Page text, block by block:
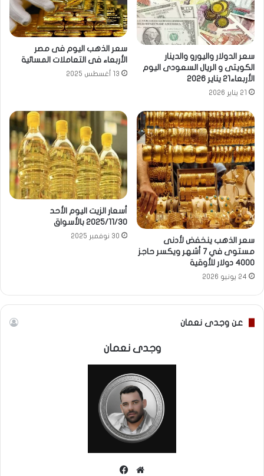
سعر الدولار واليورو والدينار
الكويتى و الريال السعودى اليوم
الأربعاء21 يناير 2026
21 يناير 2026
سعر الذهب اليوم فى مصر
الأربعاء فى التعاملات المسائية
13 أغسطس 2025
سعر الذهب ينخفض لأدنى
مستوى في 7 أشهر ويكسر حاجز
4000 دولار للأوقية
24 يونيو 2026
أسعار الزيت اليوم الأحد
2025/11/30 بالأسواق
30 نوفمبر 2025
عن وجدى نعمان
وجدى نعمان
موقع